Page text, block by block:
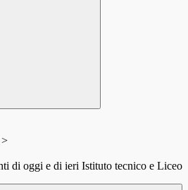
>
di oggi e di ieri Istituto tecnico e Liceo